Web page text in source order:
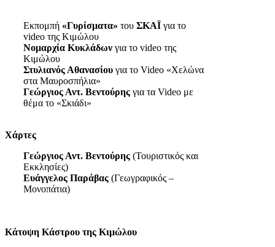
Εκπομπή «Γυρίσματα» του ΣΚΑΪ για το
video της Κιμώλου
Νομαρχία Κυκλάδων για το video της
Κιμώλου
Στυλιανός Αθανασίου για το Video «Χελώνα
στα Μαυροσπήλια»
Γεώργιος Αντ. Βεντούρης για τα Video με
θέμα το «Σκιάδι»
Χάρτες
Γεώργιος Αντ. Βεντούρης (Τουριστικός και
Εκκλησίες)
Ευάγγελος Παράβας (Γεωγραφικός –
Μονοπάτια)
Κάτοψη Κάστρου της Κιμώλου